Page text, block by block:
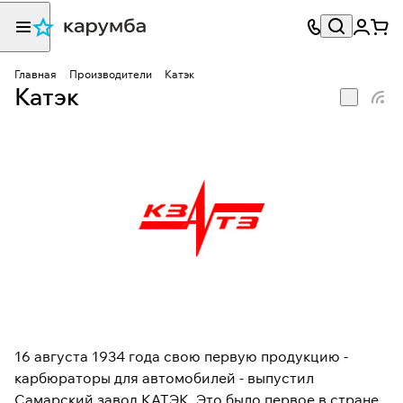
Главная Производители Катэк
Катэк
16 августа 1934 года свою первую продукцию -
карбюраторы для автомобилей - выпустил
Самарский завод КАТЭК. Это было первое в стране